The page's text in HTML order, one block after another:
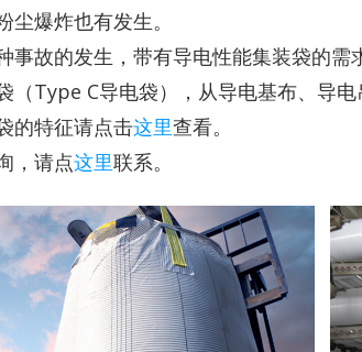
尘爆炸也有发生。
事故的发生，带有导电性能集装袋的需
（Type C导电袋），从导电基布、导
的特征请点击这里查看。
，请点这里联系。